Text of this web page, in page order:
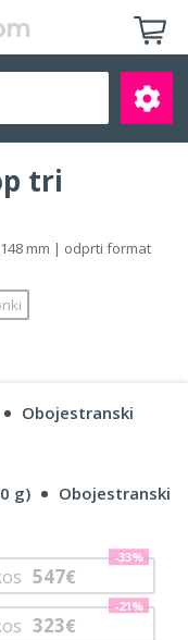
tri
mm | odprti format
Obojestranski
g)
Obojestranski
323€
-21%
547€
-33%